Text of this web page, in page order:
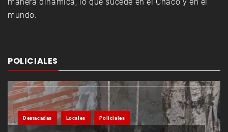
mundo.
POLICIALES
Destacadas Locales Policiales